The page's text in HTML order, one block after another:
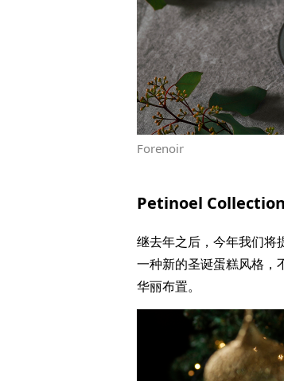
Forenoir
Petinoel Collection
继去年之后，今年我们将
一种新的圣诞蛋糕风格，
华丽布置。